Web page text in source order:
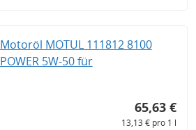
Motoröl MOTUL 111812 8100
POWER 5W-50 für
65,63 €
13,13 € pro 1 l